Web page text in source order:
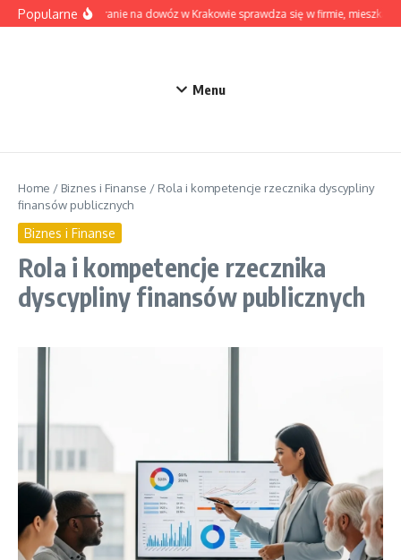
Przejdź do treści
PopularneKiedy pranie na dowóz w Krakowie sprawdza się w firmie,
Menu
Home / Biznes i Finanse / Rola i kompetencje rzecznika dyscypliny
finansów publicznych
Biznes i Finanse
Rola i kompetencje rzecznika
dyscypliny finansów publicznych